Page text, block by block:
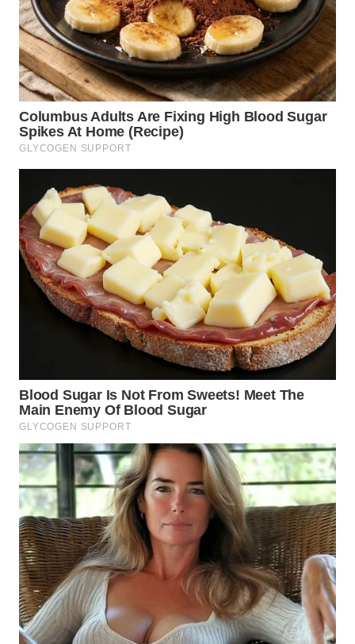
WN
KALTIM
WN
SULSEL
WN
GORONTALO
WN
SULUT
WN
MALUKU
WN
DAIRI
WN
DANAU
TOBA
WN
NIAS
WN
LANGKAT
WN
TAPANULI